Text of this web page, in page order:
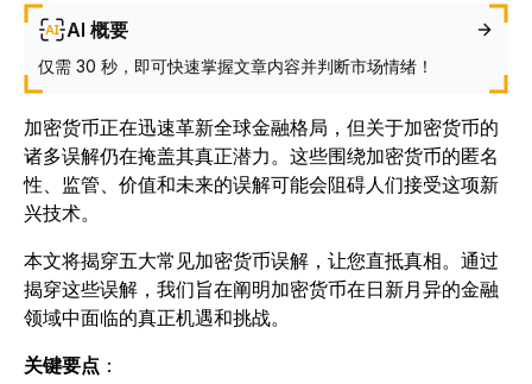
AI 概要
仅需 30 秒，即可快速掌握文章内容并判断市场情绪！
加密货币正在迅速革新全球金融格局，但关于加密货币的
诸多误解仍在掩盖其真正潜力。这些围绕加密货币的匿名
性、监管、价值和未来的误解可能会阻碍人们接受这项新
兴技术。
本文将揭穿五大常见加密货币误解，让您直抵真相。通过
揭穿这些误解，我们旨在阐明加密货币在日新月异的金融
领域中面临的真正机遇和挑战。
关键要点 ：